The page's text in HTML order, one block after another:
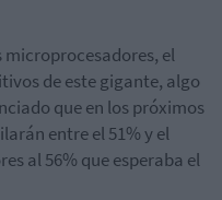
microprocesadores, el
de este gigante, algo
que en los próximos
entre el 51% y el
al 56% que esperaba el